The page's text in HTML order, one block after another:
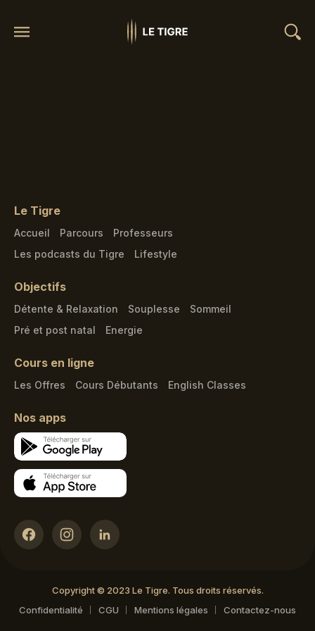
Le Tigre
Accueil Parcours
Professeurs
Les podcasts du Tigre
Lifestyle
Objectifs
Détente & Relaxation Souplesse
Sommeil
Pré et post natal
Energie
Cours en ligne
Les Offres Cours Débutants English Classes
Nos apps
Copyright © 2023 Le Tigre. Tous droits réservés.
Confidentialité
CGU Mentions légales Contactez-nous